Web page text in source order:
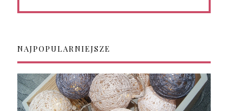
NAJPOPULARNIEJSZE